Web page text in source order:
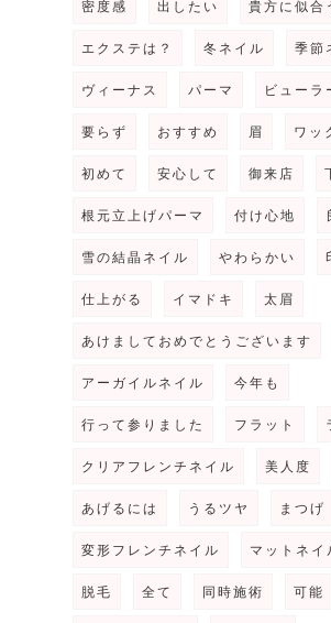
密度感 出したい 貴方に似合
エクステは？ 冬ネイル 季節
ヴィーナス パーマ ビューラ
要らず おすすめ 眉 ワッ
初めて 安心して 御来店
根元立上げパーマ 付け心地
雪の結晶ネイル やわらかい
仕上がる イマドキ 太眉
あけましておめでとうございます
アーガイルネイル 今年も
行って参りました フラット
クリアフレンチネイル 美人度
あげるには うるツヤ まつげ
変形フレンチネイル マットネイ
脱毛 全て 同時施術 可能